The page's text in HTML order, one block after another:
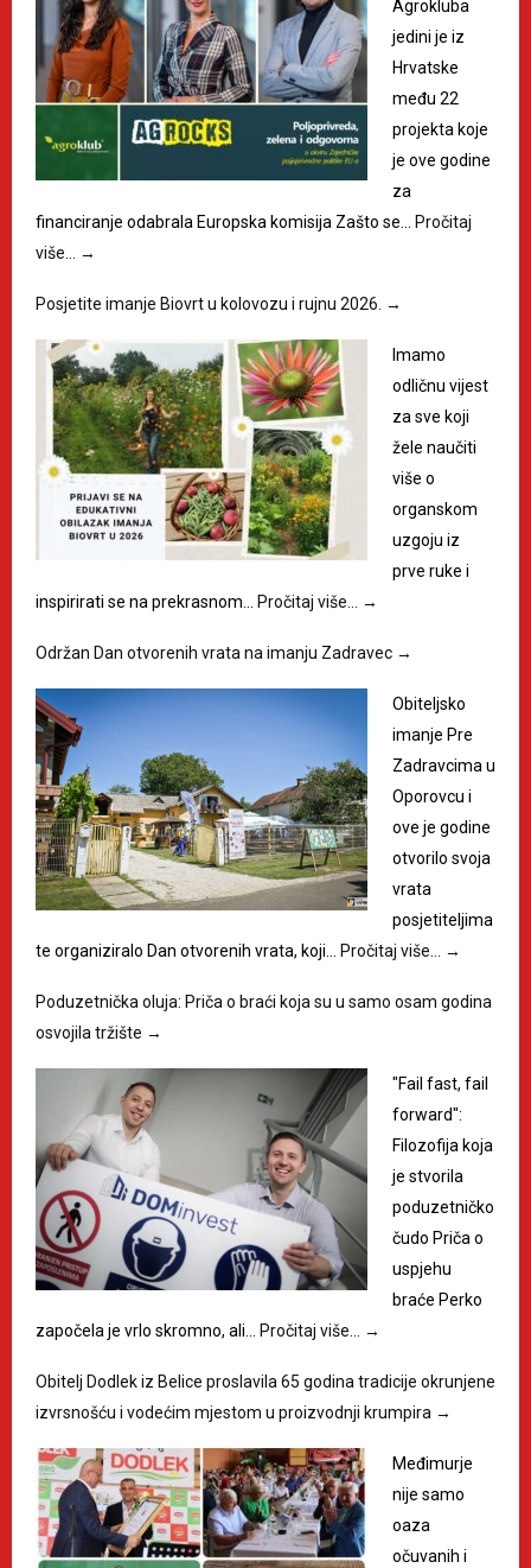
Agrokluba
jedini je iz
Hrvatske
među 22
projekta koje
je ove godine
za
financiranje odabrala Europska komisija Zašto se… Pročitaj
više… →
Posjetite imanje Biovrt u kolovozu i rujnu 2026. →
Imamo
odličnu vijest
za sve koji
žele naučiti
više o
organskom
uzgoju iz
prve ruke i
inspirirati se na prekrasnom… Pročitaj više… →
Održan Dan otvorenih vrata na imanju Zadravec →
Obiteljsko
imanje Pre
Zadravcima u
Oporovcu i
ove je godine
otvorilo svoja
vrata
posjetiteljima
te organiziralo Dan otvorenih vrata, koji… Pročitaj više… →
Poduzetnička oluja: Priča o braći koja su u samo osam godina
osvojila tržište →
"Fail fast, fail
forward":
Filozofija koja
je stvorila
poduzetničko
čudo Priča o
uspjehu
braće Perko
započela je vrlo skromno, ali… Pročitaj više… →
Obitelj Dodlek iz Belice proslavila 65 godina tradicije okrunjene
izvrsnošću i vodećim mjestom u proizvodnji krumpira →
Međimurje
nije samo
oaza
očuvanih i